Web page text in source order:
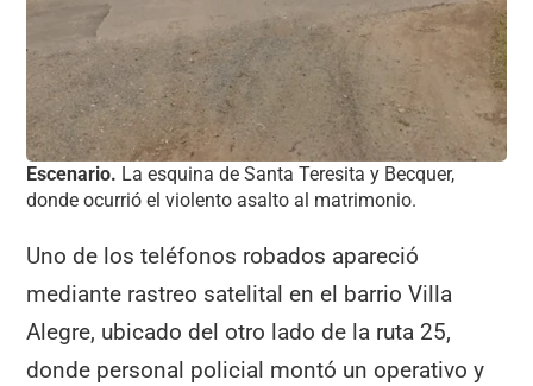
Escenario. La esquina de Santa Teresita y Becquer,
donde ocurrió el violento asalto al matrimonio.
Uno de los teléfonos robados apareció
mediante rastreo satelital en el barrio Villa
Alegre, ubicado del otro lado de la ruta 25,
donde personal policial montó un operativo y